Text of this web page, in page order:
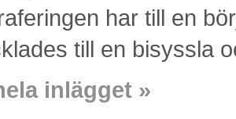
har till en
till en bisyssla
inlägget »